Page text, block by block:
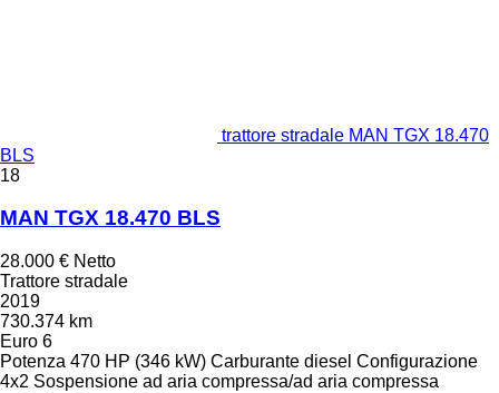
trattore stradale MAN TGX 18.470
BLS
18
MAN TGX 18.470 BLS
28.000 € Netto
Trattore stradale
2019
730.374 km
Euro 6
Potenza 470 HP (346 kW) Carburante diesel Configurazione
4x2 Sospensione ad aria compressa/ad aria compressa